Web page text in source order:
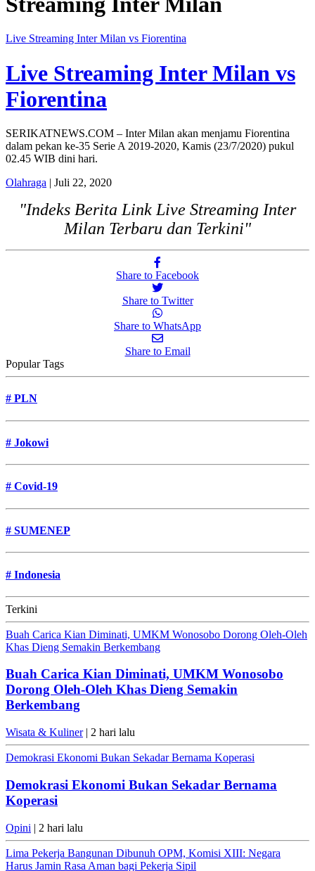
Live Streaming Inter Milan vs Fiorentina
Live Streaming Inter Milan vs
Fiorentina
SERIKATNEWS.COM – Inter Milan akan menjamu Fiorentina
dalam pekan ke-35 Serie A 2019-2020, Kamis (23/7/2020) pukul
02.45 WIB dini hari.
Olahraga | Juli 22, 2020
"Indeks Berita Link Live Streaming Inter
Milan Terbaru dan Terkini"
Share to Facebook
Share to Twitter
Share to WhatsApp
Share to Email
Popular Tags
# PLN
# Jokowi
# Covid-19
# SUMENEP
# Indonesia
Terkini
Buah Carica Kian Diminati, UMKM Wonosobo Dorong Oleh-Oleh
Khas Dieng Semakin Berkembang
Buah Carica Kian Diminati, UMKM Wonosobo
Dorong Oleh-Oleh Khas Dieng Semakin
Berkembang
Wisata & Kuliner| 2 hari lalu
Demokrasi Ekonomi Bukan Sekadar Bernama Koperasi
Demokrasi Ekonomi Bukan Sekadar Bernama
Koperasi
Opini | 2 hari lalu
Lima Pekerja Bangunan Dibunuh OPM, Komisi XIII: Negara
Harus Jamin Rasa Aman bagi Pekerja Sipil